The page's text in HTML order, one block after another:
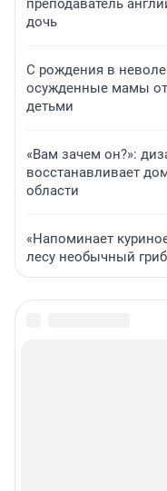
преподаватель
дочь
С рождения в
осужденные мамы
детьми
«Вам зачем он?»:
восстанавливает
области
«Напоминает
лесу необычный